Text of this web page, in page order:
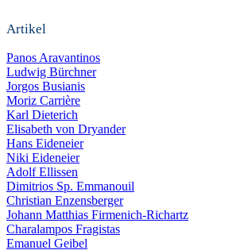
Artikel
Panos Aravantinos
Ludwig Bürchner
Jorgos Busianis
Moriz Carrière
Karl Dieterich
Elisabeth von Dryander
Hans Eideneier
Niki Eideneier
Adolf Ellissen
Dimitrios Sp. Emmanouil
Christian Enzensberger
Johann Matthias Firmenich-Richartz
Charalampos Fragistas
Emanuel Geibel